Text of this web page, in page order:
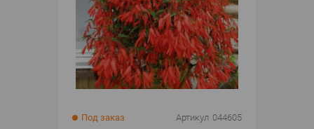
Под заказ Артикул 044605